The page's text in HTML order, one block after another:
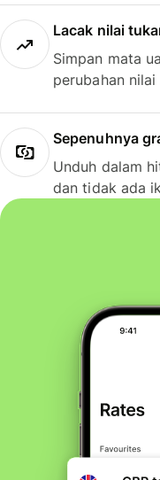
Lacak nilai
Simpan mata
perubahan
Sepenuhnya
Unduh dalam
dan tidak ada